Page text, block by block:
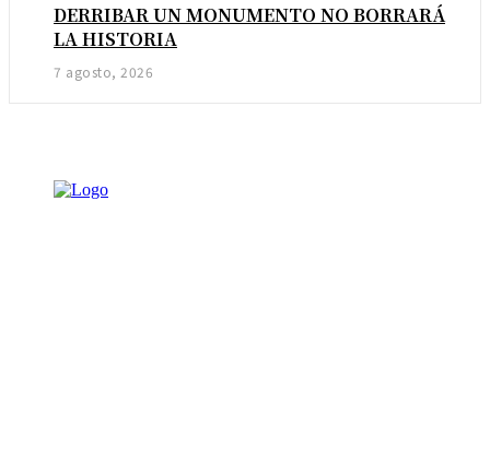
DERRIBAR UN MONUMENTO NO BORRARÁ
LA HISTORIA
7 agosto, 2026